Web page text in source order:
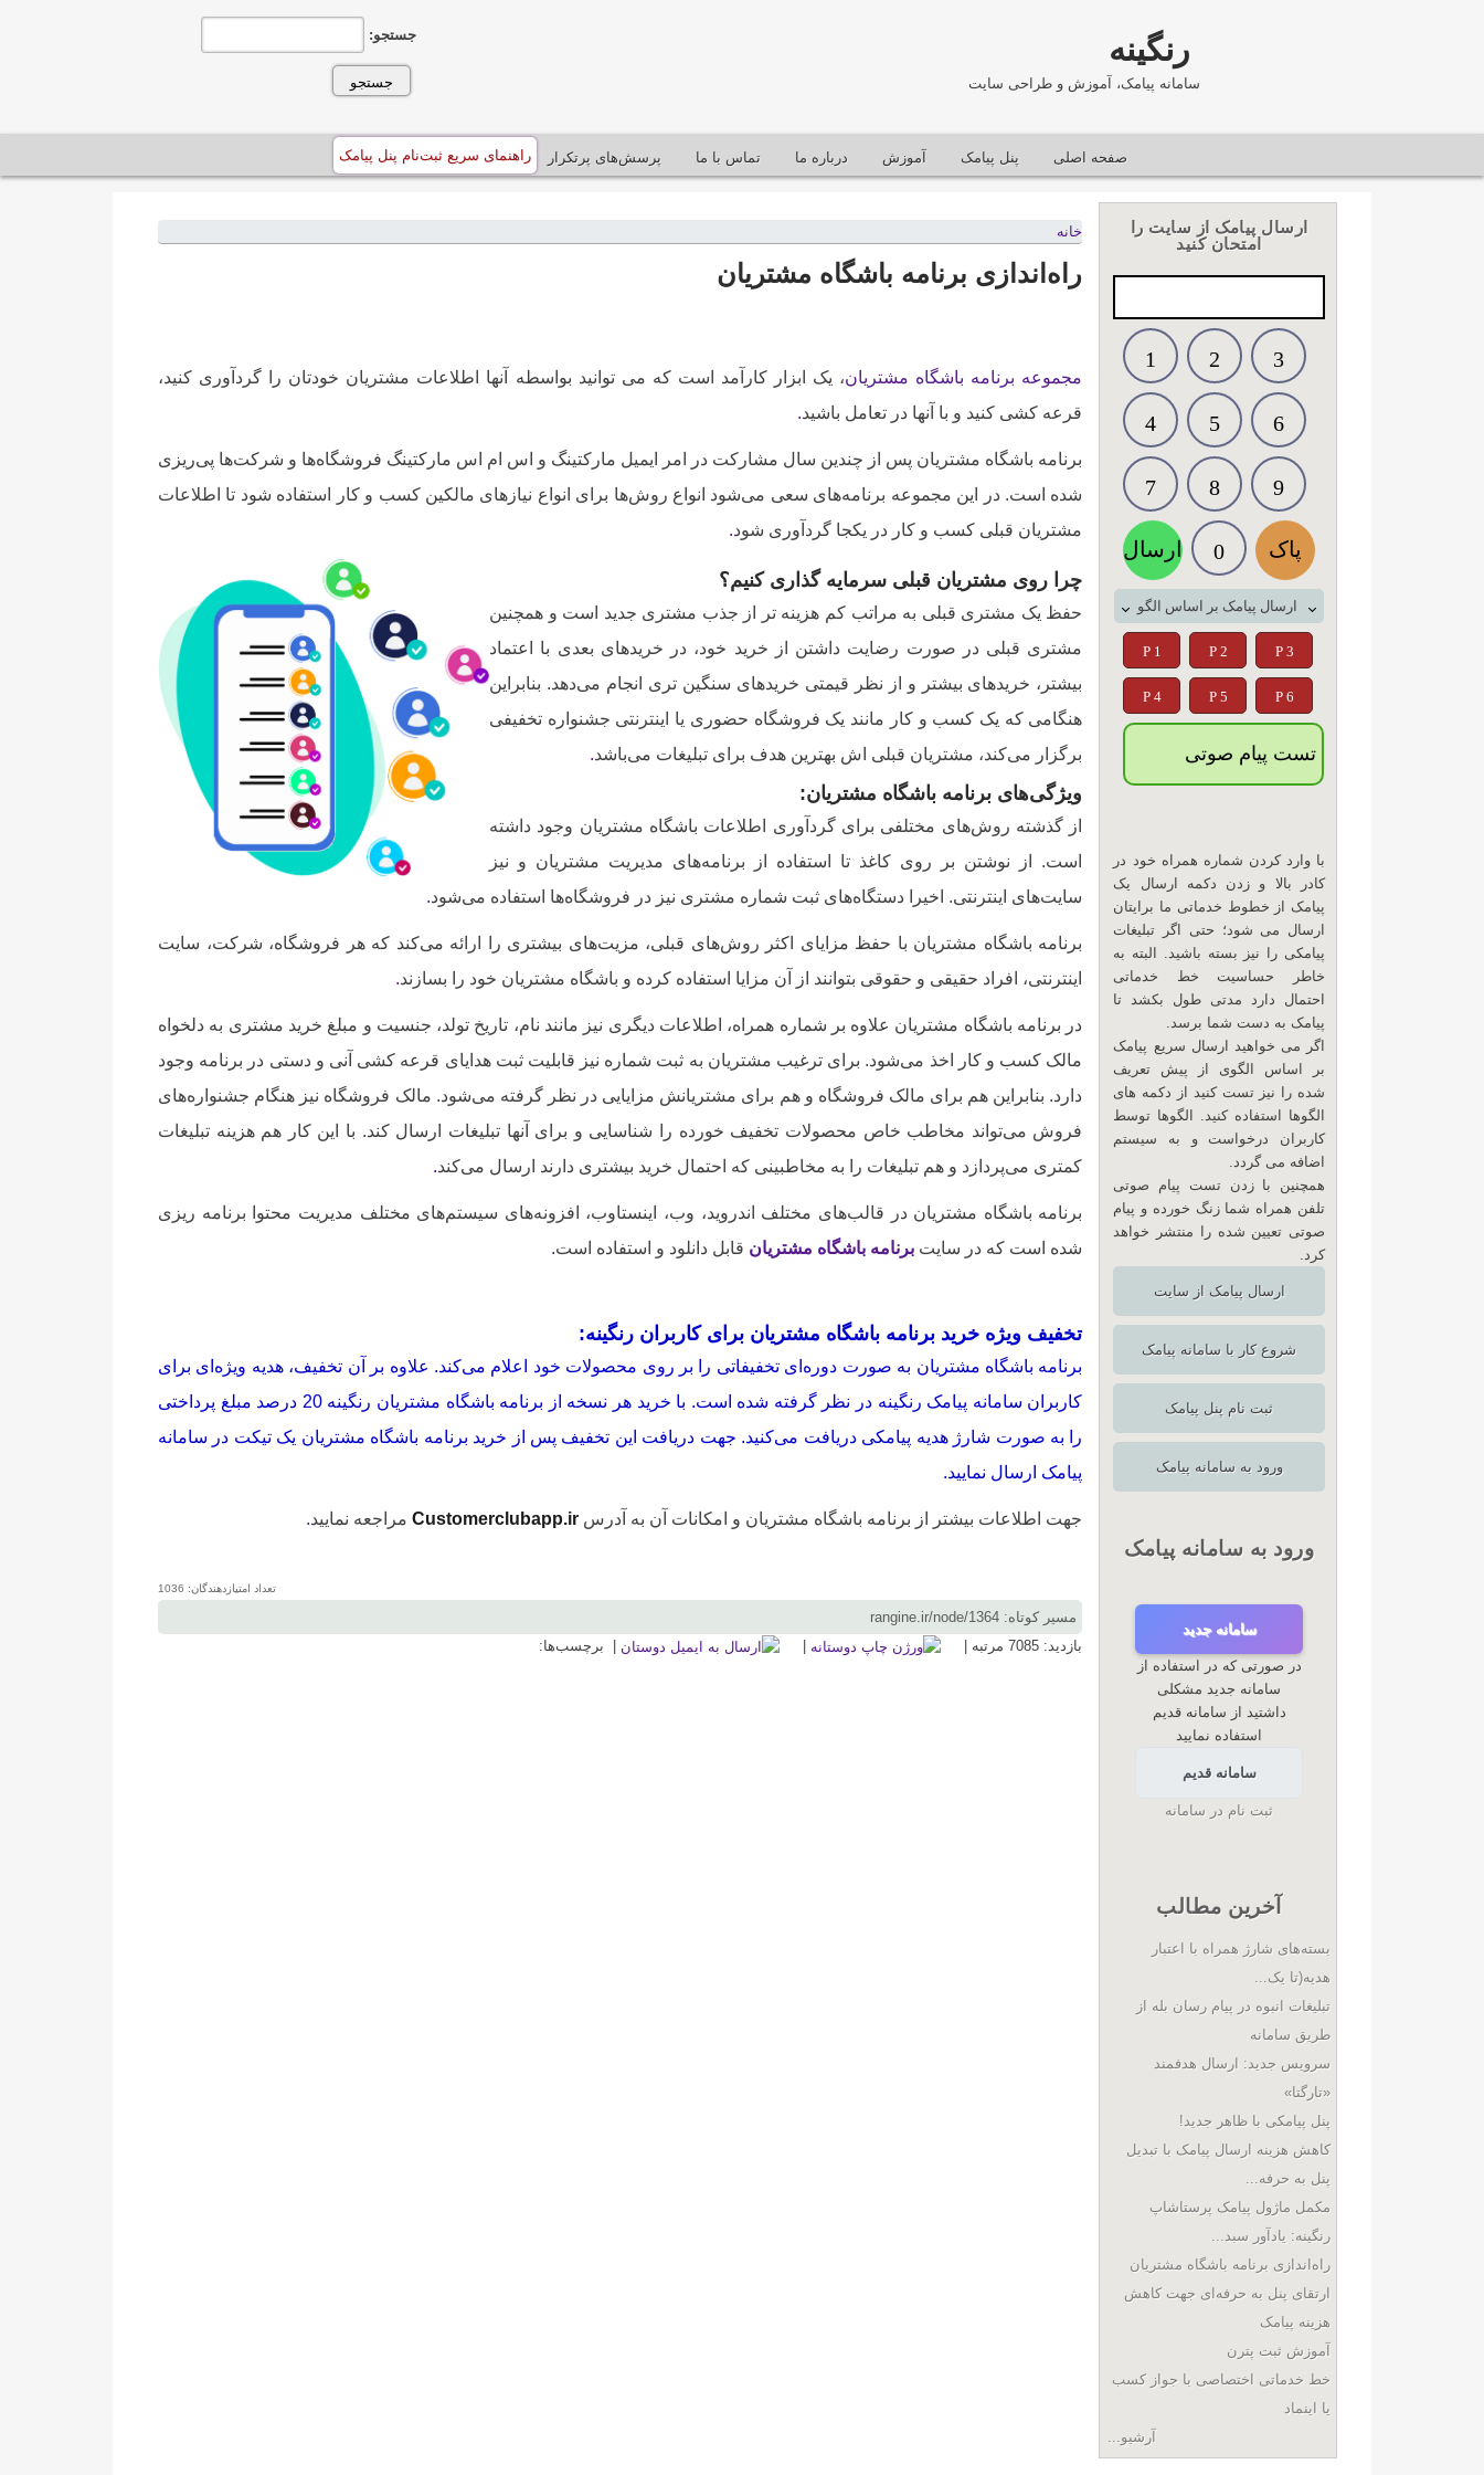
جستجو: رنگینه
سامانه پیامک، آموزش و طراحی سایت
صفحه اصلی پنل پيامک آموزش درباره ما تماس با ما پرسش‌های پرتکرار راهنمای سریع ثبت‌نام پنل پیامک
خانه
راه‌اندازی برنامه باشگاه مشتریان
مجموعه برنامه باشگاه مشتریان، یک ابزار کارآمد است که می توانید بواسطه آنها اطلاعات مشتریان خودتان را گردآوری کنید،
قرعه کشی کنید و با آنها در تعامل باشید.
برنامه باشگاه مشتریان پس از چندین سال مشارکت در امر ایمیل مارکتینگ و اس ام اس مارکتینگ فروشگاه‌ها و شرکت‌ها پی‌ریزی
شده است. در این مجموعه برنامه‌های سعی می‌شود انواع روش‌ها برای انواع نیازهای مالکین کسب و کار استفاده شود تا اطلاعات
مشتریان قبلی کسب و کار در یکجا گردآوری شود.
چرا روی مشتریان قبلی سرمایه گذاری کنیم؟
حفظ یک مشتری قبلی به مراتب کم هزینه تر از جذب مشتری جدید است و همچنین
مشتری قبلی در صورت رضایت داشتن از خرید خود، در خریدهای بعدی با اعتماد
بیشتر، خریدهای بیشتر و از نظر قیمتی خریدهای سنگین تری انجام می‌دهد. بنابراین
هنگامی که یک کسب و کار مانند یک فروشگاه حضوری یا اینترنتی جشنواره تخفیفی
برگزار می‌کند، مشتریان قبلی اش بهترین هدف برای تبلیغات می‌باشد.
ویژگی‌های برنامه باشگاه مشتریان:
از گذشته روش‌های مختلفی برای گردآوری اطلاعات باشگاه مشتریان وجود داشته
است. از نوشتن بر روی کاغذ تا استفاده از برنامه‌های مدیریت مشتریان و نیز
سایت‌های اینترنتی. اخیرا دستگاه‌های ثبت شماره مشتری نیز در فروشگاه‌ها استفاده می‌شود.
برنامه باشگاه مشتریان با حفظ مزایای اکثر روش‌های قبلی، مزیت‌های بیشتری را ارائه می‌کند که هر فروشگاه، شرکت، سایت
اینترنتی، افراد حقیقی و حقوقی بتوانند از آن مزایا استفاده کرده و باشگاه مشتریان خود را بسازند.
در برنامه باشگاه مشتریان علاوه بر شماره همراه، اطلاعات دیگری نیز مانند نام، تاریخ تولد، جنسیت و مبلغ خرید مشتری به دلخواه
مالک کسب و کار اخذ می‌شود. برای ترغیب مشتریان به ثبت شماره نیز قابلیت ثبت هدایای قرعه کشی آنی و دستی در برنامه وجود
دارد. بنابراین هم برای مالک فروشگاه و هم برای مشتریانش مزایایی در نظر گرفته می‌شود. مالک فروشگاه نیز هنگام جشنواره‌های
فروش می‌تواند مخاطب خاص محصولات تخفیف خورده را شناسایی و برای آنها تبلیغات ارسال کند. با این کار هم هزینه تبلیغات
کمتری می‌پردازد و هم تبلیغات را به مخاطبینی که احتمال خرید بیشتری دارند ارسال می‌کند.
برنامه باشگاه مشتریان در قالب‌های مختلف اندروید، وب، اینستاوب، افزونه‌های سیستم‌های مختلف مدیریت محتوا برنامه ریزی
شده است که در سایت برنامه باشگاه مشتریان قابل دانلود و استفاده است.
تخفیف ویژه خرید برنامه باشگاه مشتریان برای کاربران رنگینه:
برنامه باشگاه مشتریان به صورت دوره‌ای تخفیفاتی را بر روی محصولات خود اعلام می‌کند. علاوه بر آن تخفیف، هدیه ویژه‌ای برای
کاربران سامانه پیامک رنگینه در نظر گرفته شده است. با خرید هر نسخه از برنامه باشگاه مشتریان رنگینه 20 درصد مبلغ پرداختی
را به صورت شارژ هدیه پیامکی دریافت می‌کنید. جهت دریافت این تخفیف پس از خرید برنامه باشگاه مشتریان یک تیکت در سامانه
پیامک ارسال نمایید.
جهت اطلاعات بیشتر از برنامه باشگاه مشتریان و امکانات آن به آدرس Customerclubapp.irمراجعه نمایید.
تعداد امتیازدهندگان: 1036
مسیر کوتاه: rangine.ir/node/1364
بازدید: 7085 مرتبه |
| برچسب‌ها:
ارسال پیامک از سایت را
امتحان کنید
1 2 3
4 5 6
7 8 9
ارسال 0 پاک
ارسال پیامک بر اساس الگو
P 1 P 2 P 3
P 4 P 5 P 6
تست پیام صوتی
با وارد کردن شماره همراه خود در
کادر بالا و زدن دکمه ارسال یک
پیامک از خطوط خدماتی ما برایتان
ارسال می شود؛ حتی اگر تبلیغات
پیامکی را نیز بسته باشید. البته به
خاطر حساسیت خط خدماتی
احتمال دارد مدتی طول بکشد تا
پیامک به دست شما برسد.
اگر می خواهید ارسال سریع پیامک
بر اساس الگوی از پیش تعریف
شده را نیز تست کنید از دکمه های
الگوها استفاده کنید. الگوها توسط
کاربران درخواست و به سیستم
اضافه می گردد.
همچنین با زدن تست پیام صوتی
تلفن همراه شما زنگ خورده و پیام
صوتی تعیین شده را منتشر خواهد
کرد.
ارسال پیامک از سایت
شروع کار با سامانه پیامک
ثبت نام پنل پیامک
ورود به سامانه پیامک
ورود به سامانه پیامک
سامانه جدید
در صورتی که در استفاده از
سامانه جدید مشکلی
داشتید از سامانه قدیم
استفاده نمایید
سامانه قدیم
ثبت نام در سامانه
آخرین مطالب
بسته‌های شارژ همراه با اعتبار
هدیه(تا یک...
تبلیغات انبوه در پیام رسان بله از
طریق سامانه
سرویس جدید: ارسال هدفمند
«تارگتا»
پنل پیامکی با ظاهر جدید!
کاهش هزینه ارسال پیامک با تبدیل
پنل به حرفه...
مکمل ماژول پیامک پرستاشاپ
رنگینه: یادآور سبد...
راه‌اندازی برنامه باشگاه مشتریان
ارتقای پنل به حرفه‌ای جهت کاهش
هزینه پیامک
آموزش ثبت پترن
خط خدماتی اختصاصی با جواز کسب
یا اینماد
آرشیو...